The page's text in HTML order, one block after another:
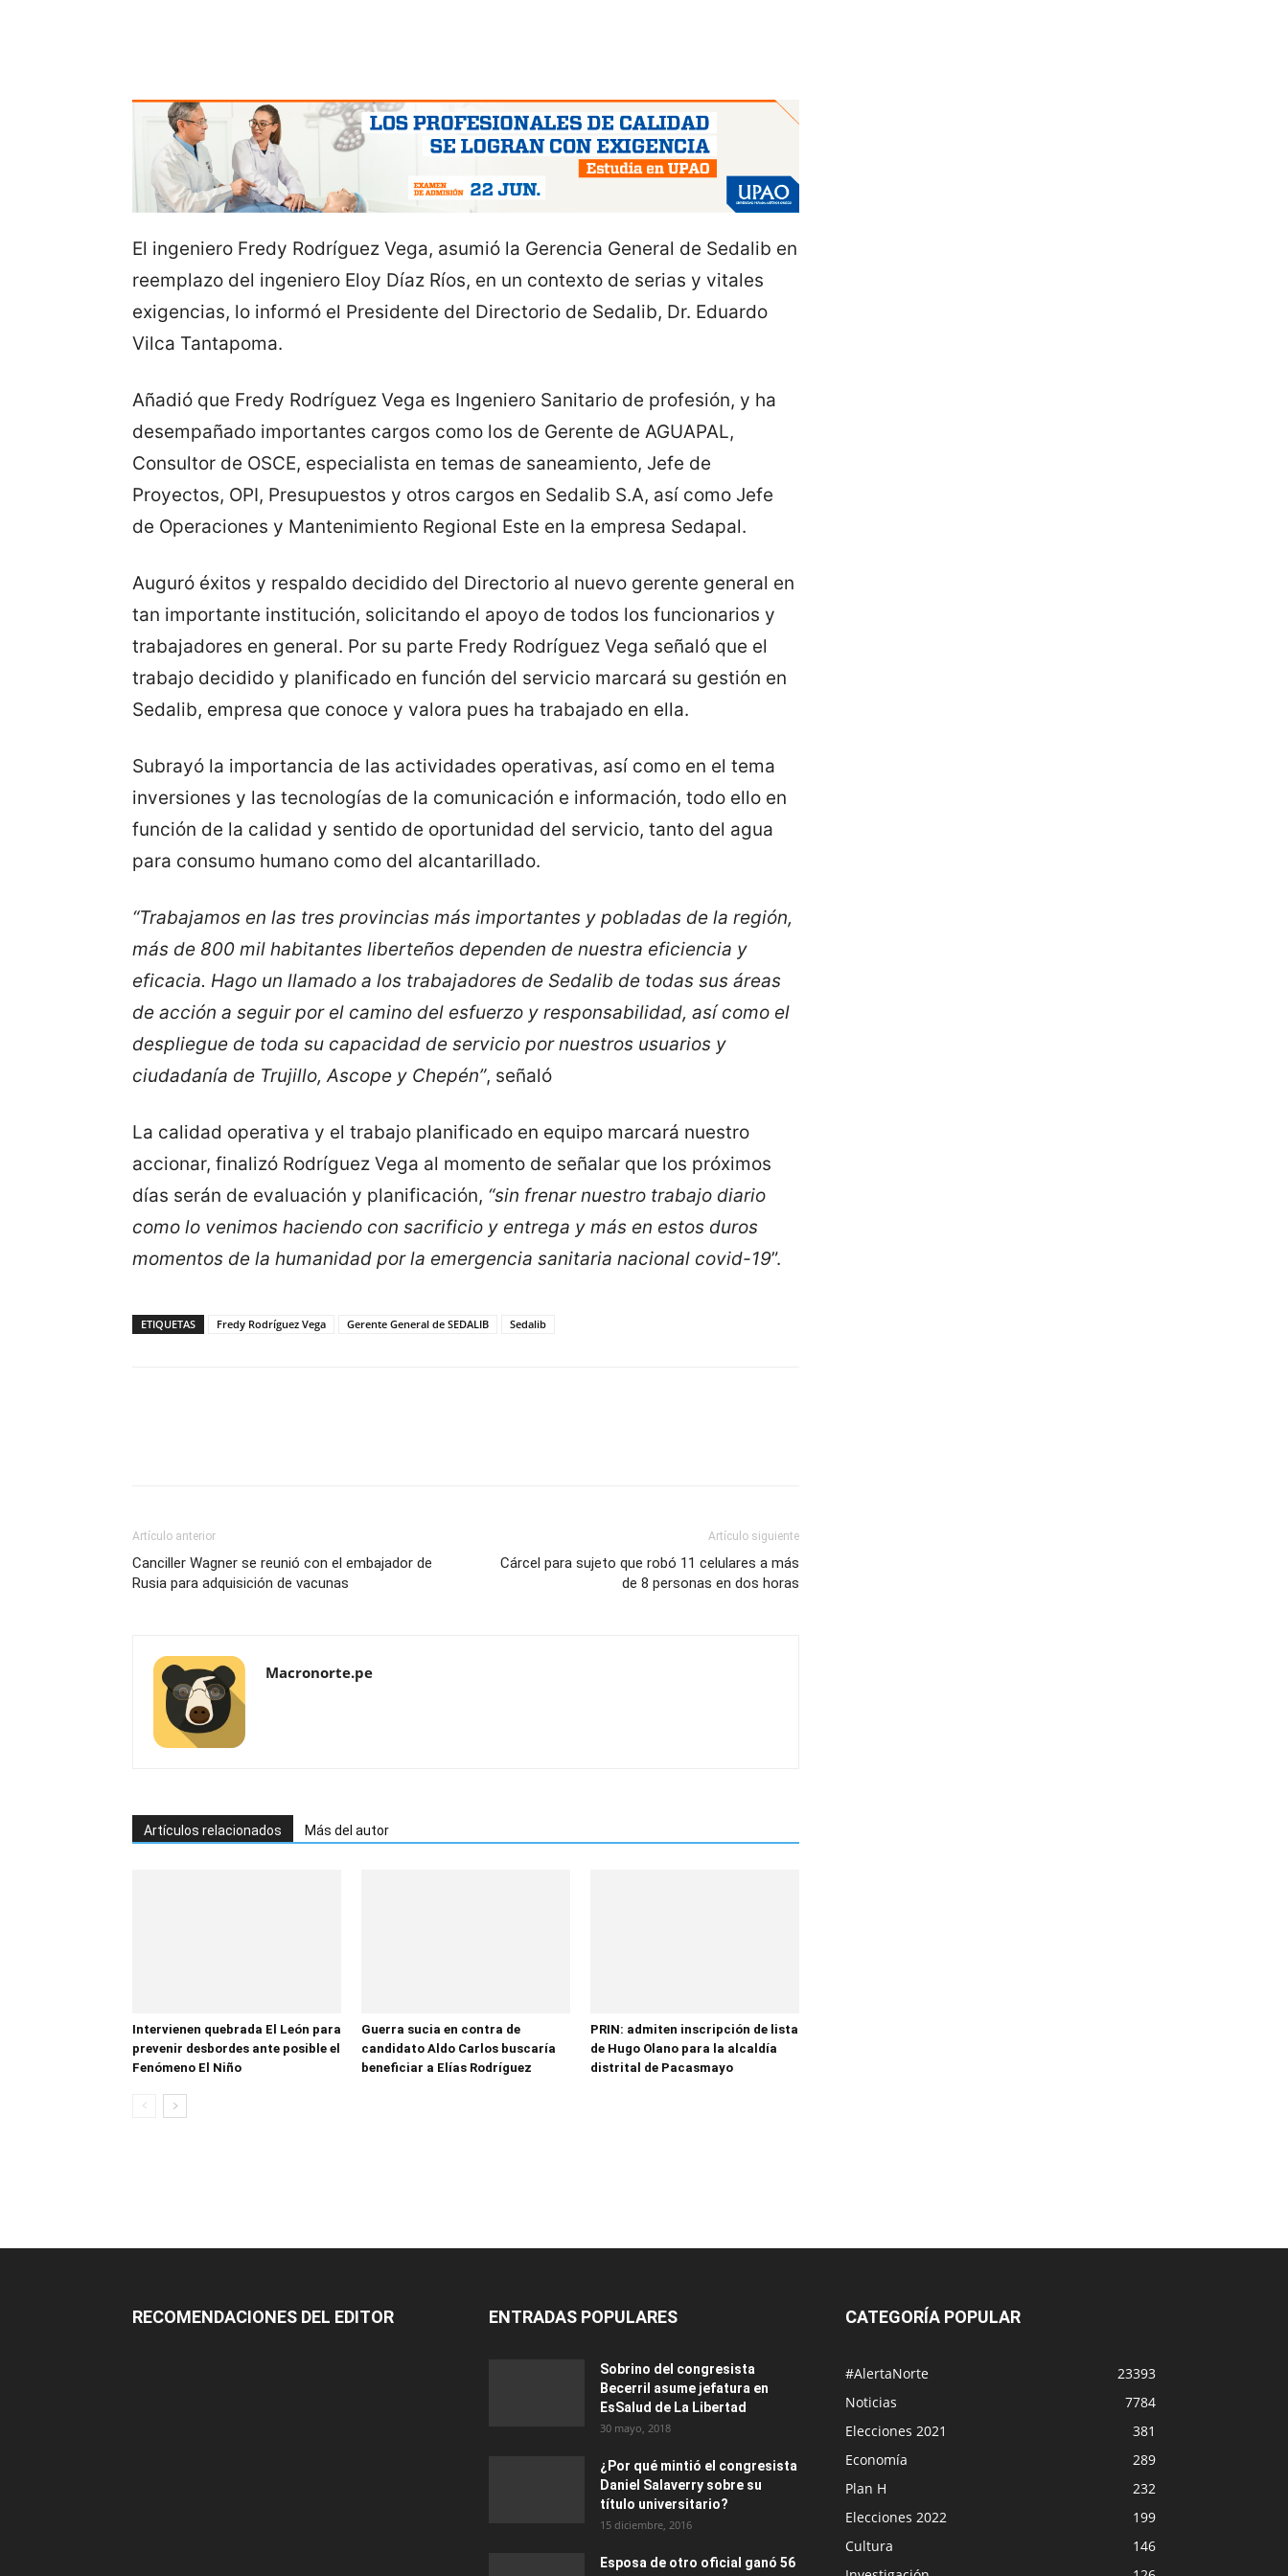
El ingeniero Fredy Rodríguez Vega, asumió la Gerencia General de Sedalib en
reemplazo del ingeniero Eloy Díaz Ríos, en un contexto de serias y vitales
exigencias, lo informó el Presidente del Directorio de Sedalib, Dr. Eduardo
Vilca Tantapoma.
Añadió que Fredy Rodríguez Vega es Ingeniero Sanitario de profesión, y ha
desempañado importantes cargos como los de Gerente de AGUAPAL,
Consultor de OSCE, especialista en temas de saneamiento, Jefe de
Proyectos, OPI, Presupuestos y otros cargos en Sedalib S.A, así como Jefe
de Operaciones y Mantenimiento Regional Este en la empresa Sedapal.
Auguró éxitos y respaldo decidido del Directorio al nuevo gerente general en
tan importante institución, solicitando el apoyo de todos los funcionarios y
trabajadores en general. Por su parte Fredy Rodríguez Vega señaló que el
trabajo decidido y planificado en función del servicio marcará su gestión en
Sedalib, empresa que conoce y valora pues ha trabajado en ella.
Subrayó la importancia de las actividades operativas, así como en el tema
inversiones y las tecnologías de la comunicación e información, todo ello en
función de la calidad y sentido de oportunidad del servicio, tanto del agua
para consumo humano como del alcantarillado.
“Trabajamos en las tres provincias más importantes y pobladas de la región,
más de 800 mil habitantes liberteños dependen de nuestra eficiencia y
eficacia. Hago un llamado a los trabajadores de Sedalib de todas sus áreas
de acción a seguir por el camino del esfuerzo y responsabilidad, así como el
despliegue de toda su capacidad de servicio por nuestros usuarios y
ciudadanía de Trujillo, Ascope y Chepén”, señaló
La calidad operativa y el trabajo planificado en equipo marcará nuestro
accionar, finalizó Rodríguez Vega al momento de señalar que los próximos
días serán de evaluación y planificación, “sin frenar nuestro trabajo diario
como lo venimos haciendo con sacrificio y entrega y más en estos duros
momentos de la humanidad por la emergencia sanitaria nacional covid-19”.
ETIQUETAS Fredy Rodríguez Vega Gerente General de SEDALIB Sedalib
Artículo anterior
Canciller Wagner se reunió con el embajador de
Rusia para adquisición de vacunas
Artículo siguiente
Cárcel para sujeto que robó 11 celulares a más
de 8 personas en dos horas
Macronorte.pe
Artículos relacionados Más del autor
Intervienen quebrada El León para
prevenir desbordes ante posible el
Fenómeno El Niño
Guerra sucia en contra de
candidato Aldo Carlos buscaría
beneficiar a Elías Rodríguez
PRIN: admiten inscripción de lista
de Hugo Olano para la alcaldía
distrital de Pacasmayo
RECOMENDACIONES DEL EDITOR ENTRADAS POPULARES
Sobrino del congresista
Becerril asume jefatura en
EsSalud de La Libertad
30 mayo, 2018
¿Por qué mintió el congresista
Daniel Salaverry sobre su
título universitario?
15 diciembre, 2016
Esposa de otro oficial ganó 56
CATEGORÍA POPULAR
#AlertaNorte
23393
Noticias
7784
Elecciones 2021
381
Economía
289
Plan H
232
Elecciones 2022
199
Cultura
146